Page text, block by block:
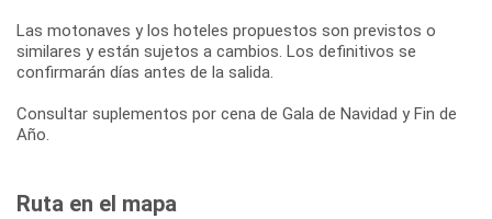
Las motonaves y los hoteles propuestos son previstos o
similares y están sujetos a cambios. Los definitivos se
confirmarán días antes de la salida.
Consultar suplementos por cena de Gala de Navidad y Fin de
Año.
Ruta en el mapa